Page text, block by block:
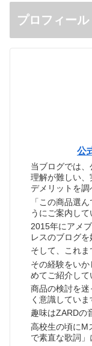
プロフィール
公
当ブログでは
理解が難しい、
デメリットを調
「この商品選
うにご案内して
2015年にアメ
レスのブログを
そして、これま
その経験をい
めてご紹介して
商品の検討を
く意識していま
趣味はZARDの
高校生の頃にM
で素直な歌詞」